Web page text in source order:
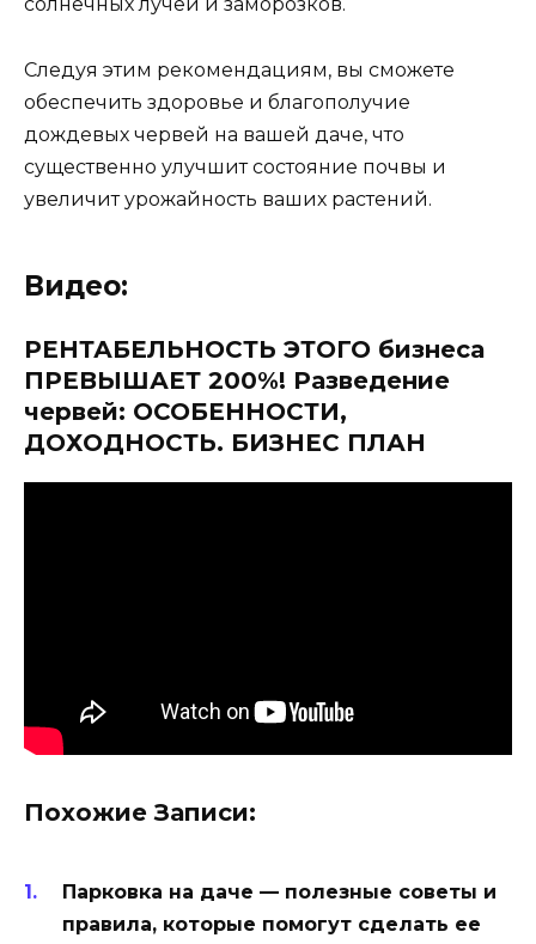
солнечных лучей и заморозков.
Следуя этим рекомендациям, вы сможете
обеспечить здоровье и благополучие
дождевых червей на вашей даче, что
существенно улучшит состояние почвы и
увеличит урожайность ваших растений.
Видео:
РЕНТАБЕЛЬНОСТЬ ЭТОГО бизнеса
ПРЕВЫШАЕТ 200%! Разведение
червей: ОСОБЕННОСТИ,
ДОХОДНОСТЬ. БИЗНЕС ПЛАН
Похожие Записи:
Парковка на даче — полезные советы и
правила, которые помогут сделать ее